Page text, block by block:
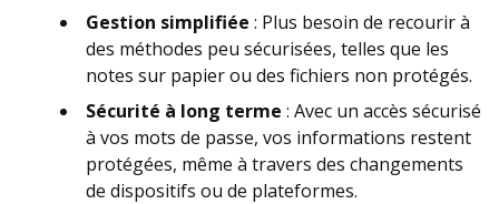
Gestion simplifiée : Plus besoin de recourir à
des méthodes peu sécurisées, telles que les
notes sur papier ou des fichiers non protégés.
Sécurité à long terme : Avec un accès sécurisé
à vos mots de passe, vos informations restent
protégées, même à travers des changements
de dispositifs ou de plateformes.